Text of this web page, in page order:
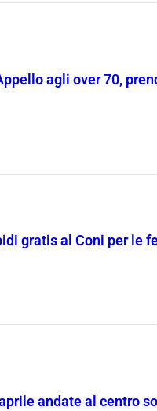
agli over 70,
gratis al Coni per le
andate al centro